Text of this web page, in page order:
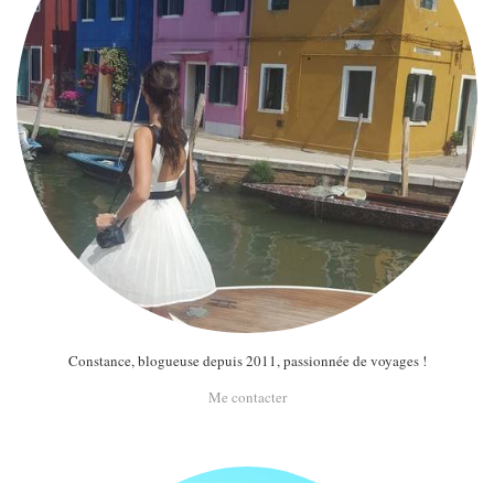
Constance, blogueuse depuis 2011, passionnée de voyages !
Me contacter